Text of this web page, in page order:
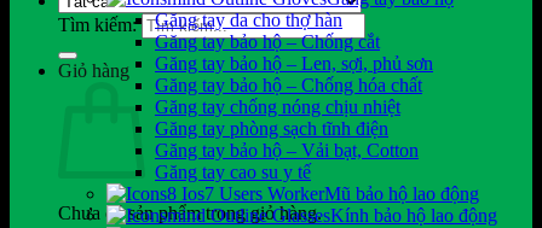
Tìm kiếm:
Giỏ hàng
Chưa có sản phẩm trong giỏ hàng.
Găng tay da cho thợ hàn
Găng tay bảo hộ – Chống cắt
Găng tay bảo hộ – Len, sợi, phủ sơn
Găng tay bảo hộ – Chống hóa chất
Găng tay chống nóng chịu nhiệt
Găng tay phòng sạch tĩnh điện
Găng tay bảo hộ – Vải bạt, Cotton
Găng tay cao su y tế
Mũ bảo hộ lao động
Kính bảo hộ lao động